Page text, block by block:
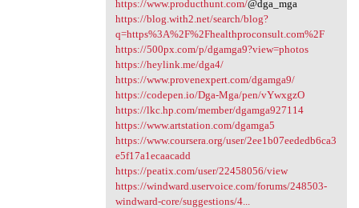
https://www.producthunt.com/@dga_mga
https://blog.with2.net/search/blog?
q=https%3A%2F%2Fhealthproconsult.com%2F
https://500px.com/p/dgamga9?view=photos
https://heylink.me/dga4/
https://www.provenexpert.com/dgamga9/
https://codepen.io/Dga-Mga/pen/vYwxgzO
https://lkc.hp.com/member/dgamga927114
https://www.artstation.com/dgamga5
https://www.coursera.org/user/2ee1b07eededb6ca3
e5f17a1ecaacadd
https://peatix.com/user/22458056/view
https://windward.uservoice.com/forums/248503-
windward-core/suggestions/4...